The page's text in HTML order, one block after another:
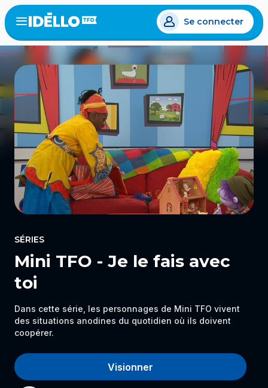
Aller
au
contenu
principal
Open
menu
Se connecter
SÉRIES
Mini TFO - Je le fais avec
toi
Dans cette série, les personnages de Mini TFO vivent
des situations anodines du quotidien où ils doivent
coopérer.
Visionner